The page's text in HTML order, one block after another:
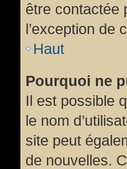
être contactée
l’exception de
Haut
Pourquoi ne
Il est possible
le nom
site peut
de nouvelles.